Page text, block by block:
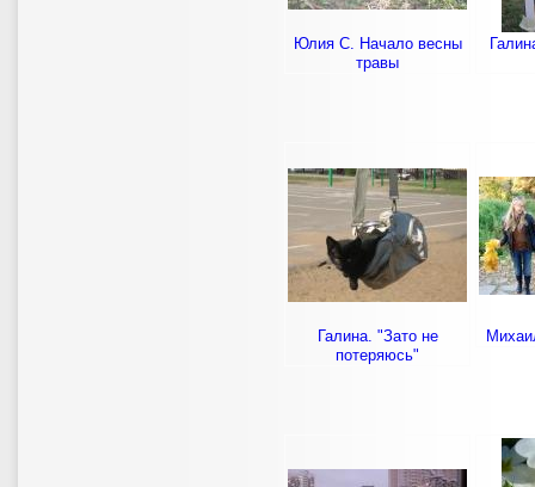
Юлия С. Начало весны
травы
Галина. "Зато не
потеряюсь"